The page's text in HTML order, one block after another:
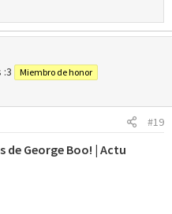
Miembro de honor
#19
de George Boo! | Actu